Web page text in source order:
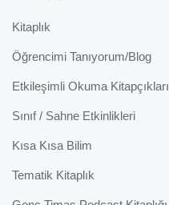
Kitaplık
Öğrencimi Tanıyorum/Blog
Etkileşimli Okuma Kitapçıkları
Sınıf / Sahne Etkinlikleri
Kısa Kısa Bilim
Tematik Kitaplık